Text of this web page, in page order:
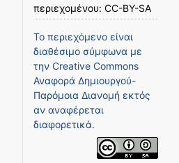
περιεχομένου: CC-BY-SA
Το περιεχόμενο είναι
διαθέσιμο σύμφωνα με
την Creative Commons
Αναφορά Δημιουργού-
Παρόμοια Διανομή εκτός
αν αναφέρεται
διαφορετικά.